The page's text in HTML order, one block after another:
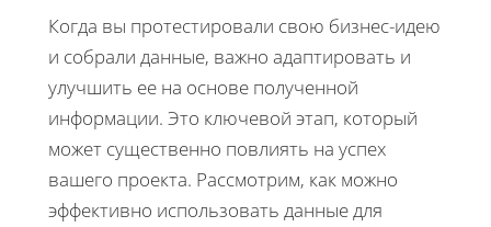
Когда вы протестировали свою бизнес-идею
и собрали данные, важно адаптировать и
улучшить ее на основе полученной
информации. Это ключевой этап, который
может существенно повлиять на успех
вашего проекта. Рассмотрим, как можно
эффективно использовать данные для